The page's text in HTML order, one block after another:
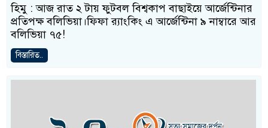
হিমু : আজ রাত ২ টায় ফুটবল বিশ্বকাপ বাছাইয়ে আর্জেন্টিনার
প্রতিপক্ষ বলিভিয়া।ফিফা র‍্যাংকিং এ আর্জেন্টিনা ৯ নাম্বারে আর
বলিভিয়া ৭৫!
বিস্তারিত..